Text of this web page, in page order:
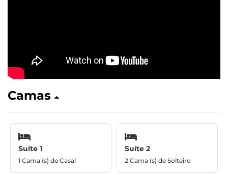
Camas
Suíte 1
1 Cama (s) de Casal
Suíte 2
2 Cama (s) de Solteiro